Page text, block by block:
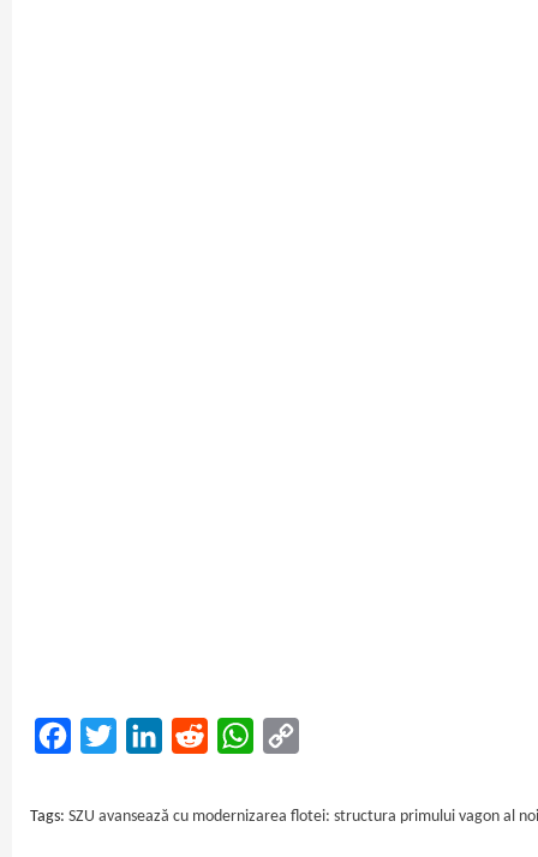
FacebookTwitter LinkedInReddit WhatsApp
Tags: SZU avansează cu modernizarea flotei: structura primului vagon al